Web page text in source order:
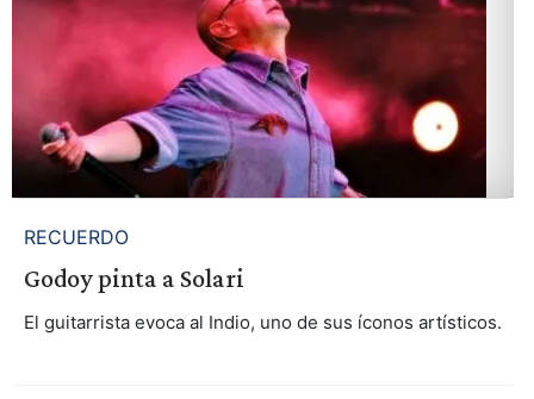
RECUERDO
Godoy pinta a Solari
El guitarrista evoca al Indio, uno de sus íconos artísticos.